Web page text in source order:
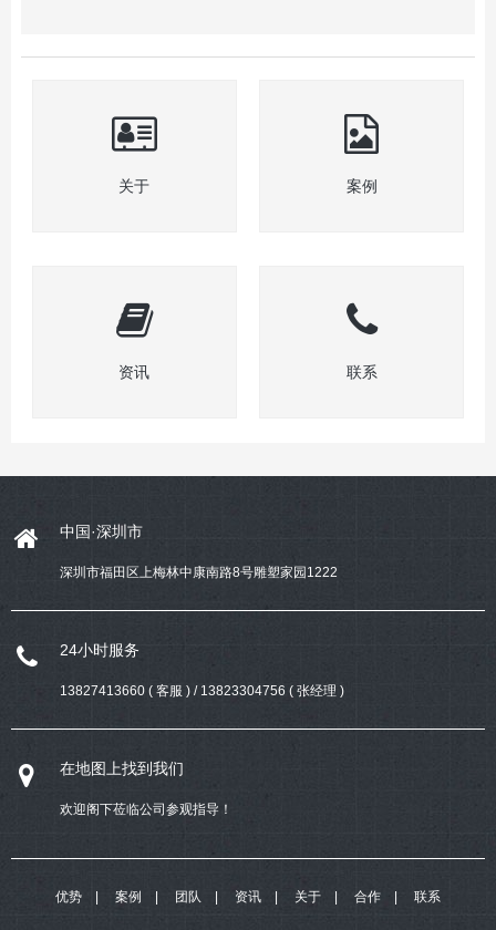
关于 案例
资讯 联系
中国·深圳市
深圳市福田区上梅林中康南路8号雕塑家园1222
24小时服务
13827413660 ( 客服 ) / 13823304756 ( 张经理 )
在地图上找到我们
欢迎阁下莅临公司参观指导！
优势 案例 团队 资讯 关于 合作 联系